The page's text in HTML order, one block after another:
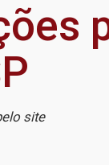
site